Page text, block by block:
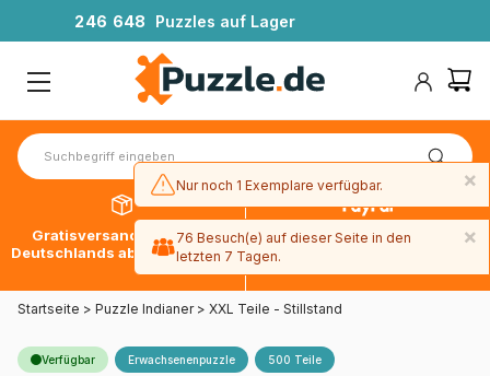
246 648 Puzzles auf Lager
Gratisversand innerhalb
Deutschlands ab 49 € mit DPD
30 Tage später bezahlen
Startseite > Puzzle Indianer > XXL Teile - Stillstand
Verfügbar Erwachsenenpuzzle 500 Teile
×
Nur noch 1 Exemplare verfügbar.
×
76 Besuch(e) auf dieser Seite in den
letzten 7 Tagen.